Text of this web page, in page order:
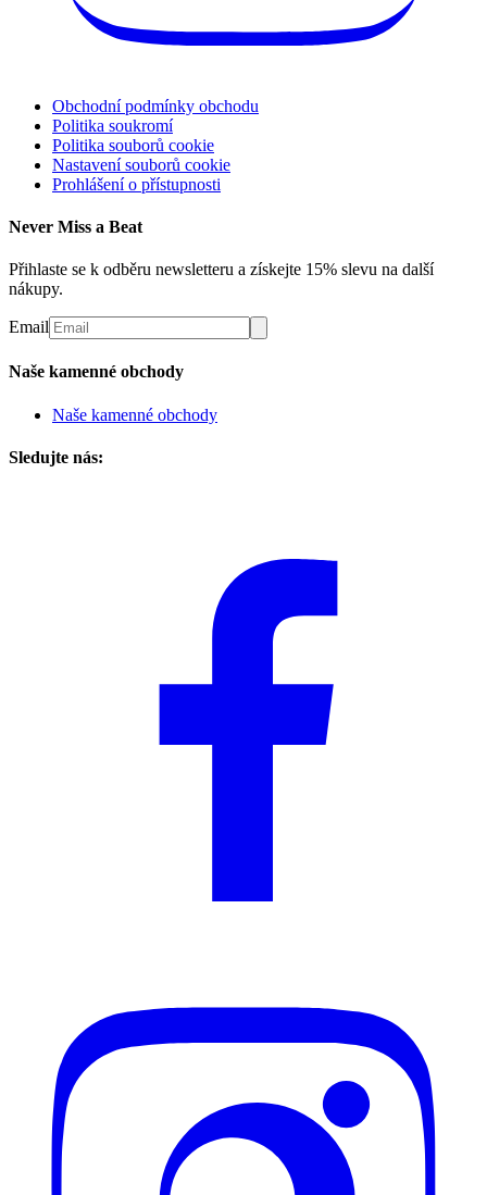
Obchodní podmínky obchodu
Politika soukromí
Politika souborů cookie
Nastavení souborů cookie
Prohlášení o přístupnosti
Never Miss a Beat
Přihlaste se k odběru newsletteru a získejte 15% slevu na další
nákupy.
Email
Naše kamenné obchody
Naše kamenné obchody
Sledujte nás: